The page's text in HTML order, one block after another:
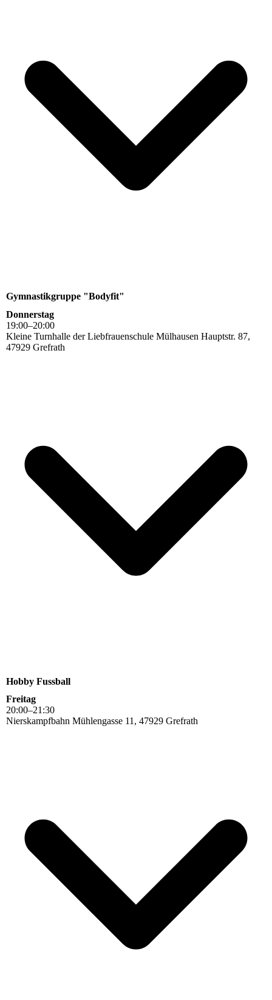
Gymnastikgruppe "Bodyfit"
Donnerstag
19:00–20:00
Kleine Turnhalle der Liebfrauenschule Mülhausen Hauptstr. 87,
47929 Grefrath
Hobby Fussball
Freitag
20:00–21 :30
Nierskampfbahn Mühlengasse 11, 47929 Grefrath